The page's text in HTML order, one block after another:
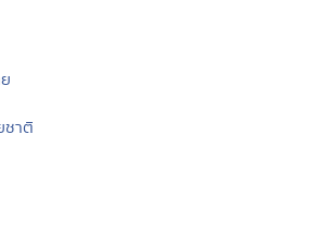
ชาติ